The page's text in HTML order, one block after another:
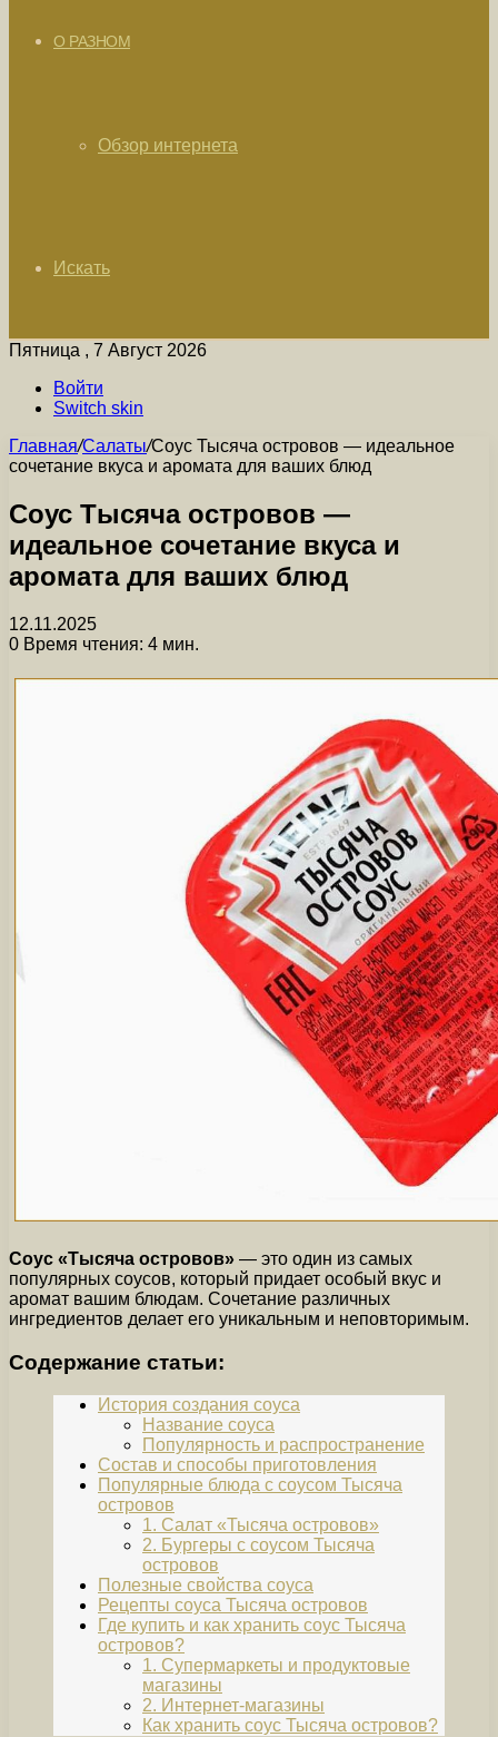
О РАЗНОМ
Обзор интернета
Искать
Пятница , 7 Август 2026
Войти
Switch skin
Главная/Салаты/Соус Тысяча островов — идеальное
сочетание вкуса и аромата для ваших блюд
Соус Тысяча островов —
идеальное сочетание вкуса и
аромата для ваших блюд
12.11.2025
0 Время чтения: 4 мин.
Соус «Тысяча островов» — это один из самых
популярных соусов, который придает особый вкус и
аромат вашим блюдам. Сочетание различных
ингредиентов делает его уникальным и неповторимым.
Содержание статьи:
История создания соуса
Название соуса
Популярность и распространение
Состав и способы приготовления
Популярные блюда с соусом Тысяча
островов
1. Салат «Тысяча островов»
2. Бургеры с соусом Тысяча
островов
Полезные свойства соуса
Рецепты соуса Тысяча островов
Где купить и как хранить соус Тысяча
островов?
1. Супермаркеты и продуктовые
магазины
2. Интернет-магазины
Как хранить соус Тысяча островов?